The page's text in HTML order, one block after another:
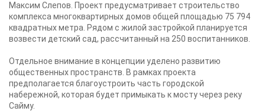
Максим Слепов. Проект предусматривает строительство
комплекса многоквартирных домов общей площадью 75 794
квадратных метра. Рядом с жилой застройкой планируется
возвести детский сад, рассчитанный на 250 воспитанников.
Отдельное внимание в концепции уделено развитию
общественных пространств. В рамках проекта
предполагается благоустроить часть городской
набережной, которая будет примыкать к мосту через реку
Сайму.